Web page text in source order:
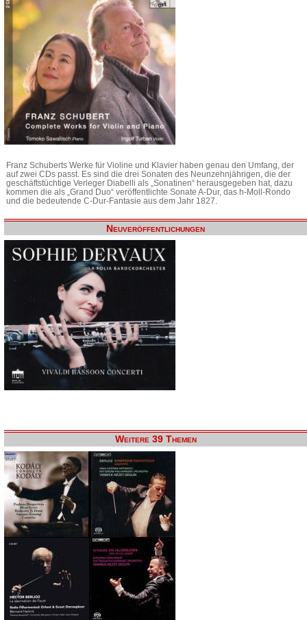
Franz Schuberts Werke für Violine und Klavier haben genau den Umfang, der
auf zwei CDs passt. Es sind die drei Sonaten des Neunzehnjährigen, die der
geschäftstüchtige Verleger Diabelli als „Sonatinen“ herausgegeben hat, dazu
kommen die als „Grand Duo“ veröffentlichte Sonate A-Dur, das h-Moll-Rondo
und die bedeutende C-Dur-Fantasie aus dem Jahr 1827.
Neuveröffentlichungen
Weitere 39 Themen